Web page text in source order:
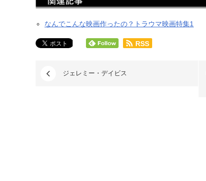
なんでこんな映画作ったの？トラウマ映画特集1
RSS
ジェレミー・デイビス